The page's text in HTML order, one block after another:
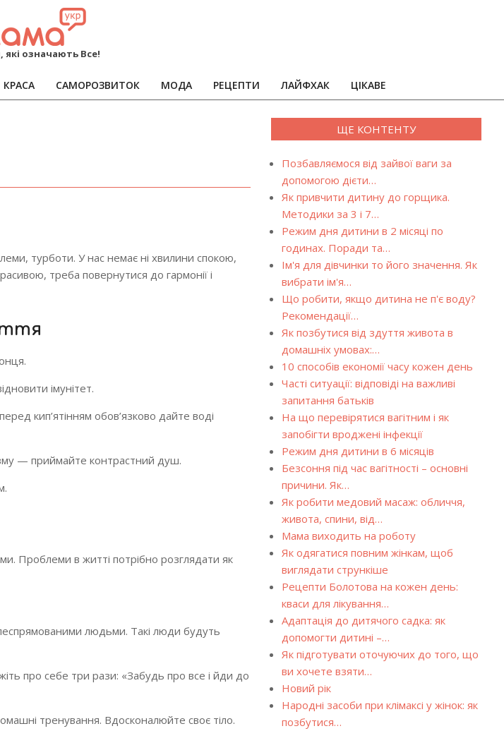
які означають Все!
Primary
КРАСА САМОРОЗВИТОК МОДА РЕЦЕПТИ ЛАЙФХАК ЦІКАВЕ
турботи. У нас немає ні хвилини спокою,
треба повернутися до гармонії і
імунітет.
кип’ятінням обов’язково дайте воді
— приймайте контрастний душ.
Проблеми в житті потрібно розглядати як
людьми. Такі люди будуть
про себе три рази: «Забудь про все і йди до
тренування. Вдосконалюйте своє тіло.
ЩЕ КОНТЕНТУ
Позбавляємося від зайвої ваги за
допомогою дієти…
Як привчити дитину до горщика.
Методики за 3 і 7…
Режим дня дитини в 2 місяці по
годинах. Поради та…
Ім'я для дівчинки то його значення. Як
вибрати ім'я…
Що робити, якщо дитина не п'є воду?
Рекомендації…
Як позбутися від здуття живота в
домашніх умовах:…
10 способів економії часу кожен день
Часті ситуації: відповіді на важливі
запитання батьків
На що перевірятися вагітним і як
запобігти вроджені інфекції
Режим дня дитини в 6 місяців
Безсоння під час вагітності – основні
причини. Як…
Як робити медовий масаж: обличчя,
живота, спини, від…
Мама виходить на роботу
Як одягатися повним жінкам, щоб
виглядати стрункіше
Рецепти Болотова на кожен день:
кваси для лікування…
Адаптація до дитячого садка: як
допомогти дитині –…
Як підготувати оточуючих до того, що
ви хочете взяти…
Новий рік
Народні засоби при клімаксі у жінок: як
позбутися…